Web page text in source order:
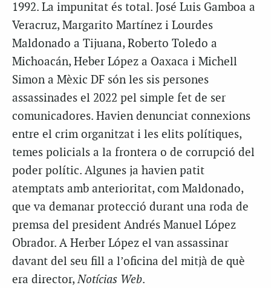
1992. La impunitat és total. José Luis Gamboa a
Veracruz, Margarito Martínez i Lourdes
Maldonado a Tijuana, Roberto Toledo a
Michoacán, Heber López a Oaxaca i Michell
Simon a Mèxic DF són les sis persones
assassinades el 2022 pel simple fet de ser
comunicadores. Havien denunciat connexions
entre el crim organitzat i les elits polítiques,
temes policials a la frontera o de corrupció del
poder polític. Algunes ja havien patit
atemptats amb anterioritat, com Maldonado,
que va demanar protecció durant una roda de
premsa del president Andrés Manuel López
Obrador. A Herber López el van assassinar
davant del seu fill a l’oficina del mitjà de què
era director,Notícias Web.